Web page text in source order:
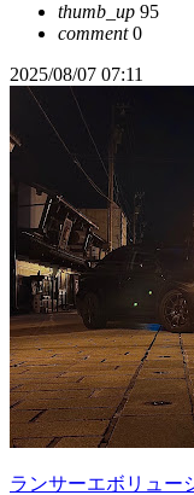
thumb_up 95
comment0
2025/08/07 07:11
ランサーエボリュー